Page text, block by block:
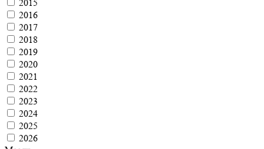
2015
2016
2017
2018
2019
2020
2021
2022
2023
2024
2025
2026